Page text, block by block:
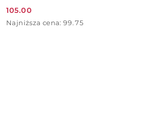
Cena
promocyjna:
105.00
Najniższa
Najniższa cena: 99.75